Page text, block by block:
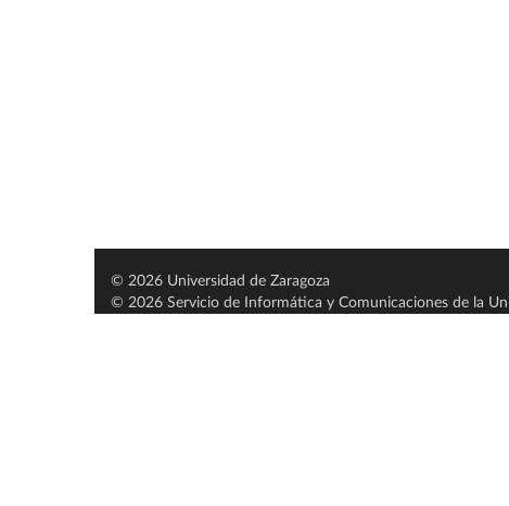
© 2026 Universidad de Zaragoza
© 2026 Servicio de Informática y Comunicaciones de la